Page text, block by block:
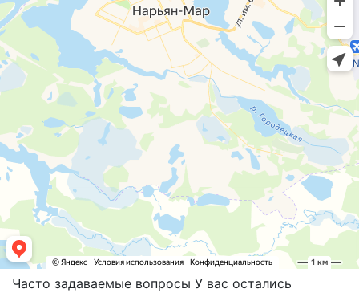
Часто задаваемые вопросы У вас остались